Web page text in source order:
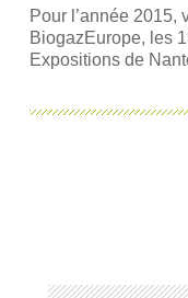
Pour l’année 2015,
BiogazEurope, les
Expositions de